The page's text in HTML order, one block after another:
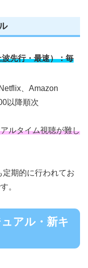
先行・最速）：毎
、Amazon
以降順次
ルタイム視聴が難し
期的に行われてお
。
アル・新キ